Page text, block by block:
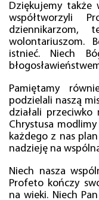
Dziękujemy także
współtworzyli
dziennikarzom,
wolontariuszom.
istnieć. Niech
Pamiętamy
podzielali naszą
działali przeciwko
Chrystusa
każdego z nas
nadzieję na
Niech nasza
Profeto kończy
na wieki. Niech